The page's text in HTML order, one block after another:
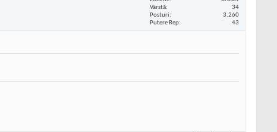
Vârstă
34
Posturi
3.260
Putere Rep
43